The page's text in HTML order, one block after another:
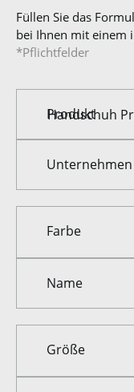
Füllen Sie das
bei Ihnen mit einem
*Pflichtfelder
Produkt
Unternehmen
Farbe
Farbe
Name
Größe
Größe